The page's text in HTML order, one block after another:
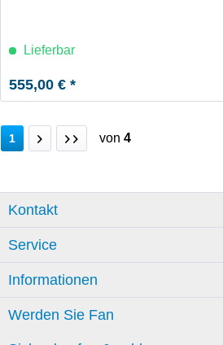
Lieferbar
555,00 € *
1 von 4
Kontakt
Service
Informationen
Werden Sie Fan